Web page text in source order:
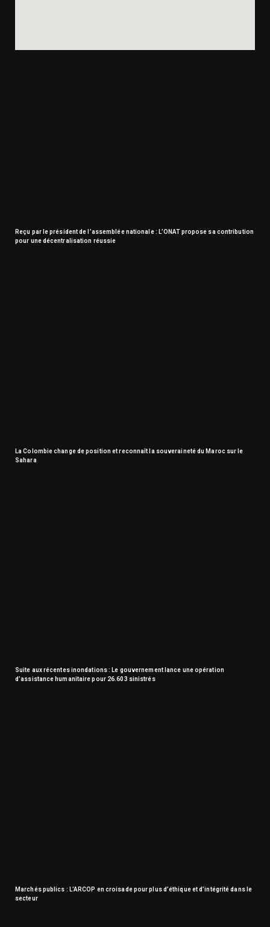
Reçu par le président de l’assemblée nationale : L’ONAT propose sa contribution
pour une décentralisation réussie
La Colombie change de position et reconnaît la souveraineté du Maroc sur le
Sahara
Suite aux récentes inondations : Le gouvernement lance une opération
d’assistance humanitaire pour 26.603 sinistrés
Marchés publics : L’ARCOP en croisade pour plus d’éthique et d’intégrité dans le
secteur